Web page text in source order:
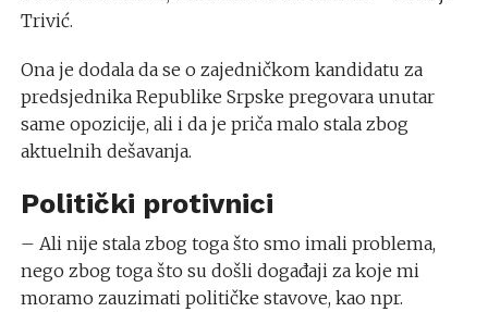
Trivić.
Ona je dodala da se o zajedničkom kandidatu za
predsjednika Republike Srpske pregovara unutar
same opozicije, ali i da je priča malo stala zbog
aktuelnih dešavanja.
Politički protivnici
– Ali nije stala zbog toga što smo imali problema,
nego zbog toga što su došli događaji za koje mi
moramo zauzimati političke stavove, kao npr.